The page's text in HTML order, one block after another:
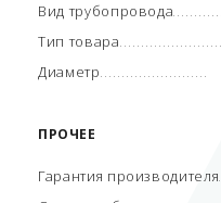
Вид трубопровода
Тип товара
Диаметр
ПРОЧЕЕ
Гарантия производителя